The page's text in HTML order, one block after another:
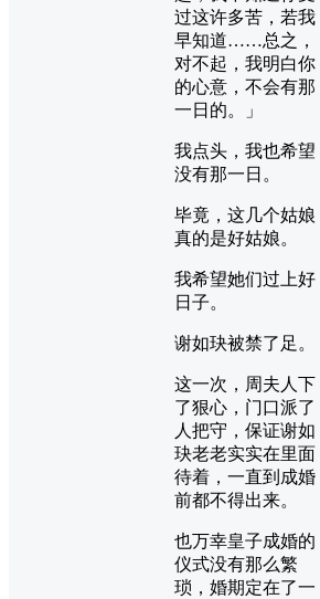
过这许多苦，若我
早知道……总之，
对不起，我明白你
的心意，不会有那
一日的。」
我点头，我也希望
没有那一日。
毕竟，这几个姑娘
真的是好姑娘。
我希望她们过上好
日子。
谢如玦被禁了足。
这一次，周夫人下
了狠心，门口派了
人把守，保证谢如
玦老老实实在里面
待着，一直到成婚
前都不得出来。
也万幸皇子成婚的
仪式没有那么繁
琐，婚期定在了一